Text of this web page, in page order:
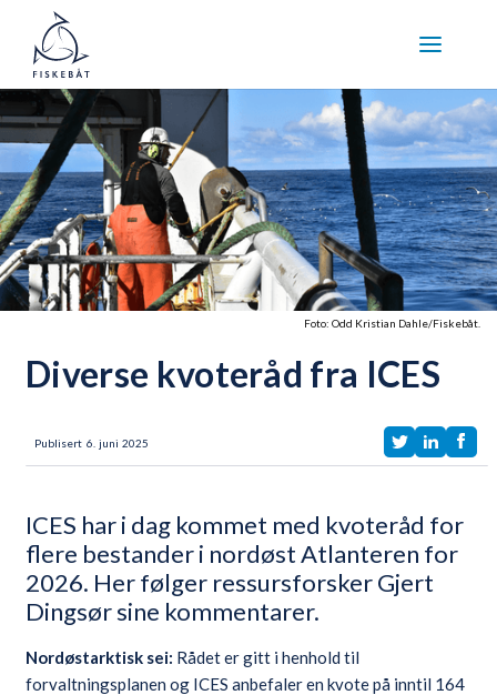
Foto: Odd Kristian Dahle/Fiskebåt.
Diverse kvoteråd fra ICES
Publisert 6 juni 2025
ICES har i dag kommet med kvoteråd for
flere bestander i nordøst Atlanteren for
2026. Her følger ressursforsker Gjert
Dingsør sine kommentarer.
Nordøstarktisk sei: Rådet er gitt i henhold til
forvaltningsplanen og ICES anbefaler en kvote på inntil 164